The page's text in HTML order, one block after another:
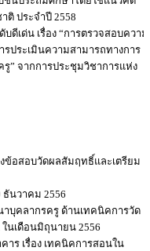
ติ ประจำปี 2558
เด่น เรื่อง “การตรวจสอบความ
รประเมินความสามารถทางการ
” จากการประชุมวิชาการแห่ง
ข้อสอบวัดผลสัมฤทธิ์และเตรียม
นวาคม 2556
บุคลากรครู ด้านเทคนิคการวัด
นเดือนมิถุนายน 2556
ร เรื่อง เทคนิคการสอนใน